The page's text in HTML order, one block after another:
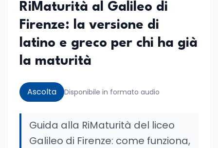
RiMaturità al Galileo di
Firenze: la versione di
latino e greco per chi ha già
la maturità
Ascolta Disponibile in formato audio
Guida alla RiMaturità del liceo
Galileo di Firenze: come funziona,